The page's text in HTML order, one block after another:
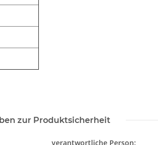
zur Produktsicherheit
verantwortliche Person: